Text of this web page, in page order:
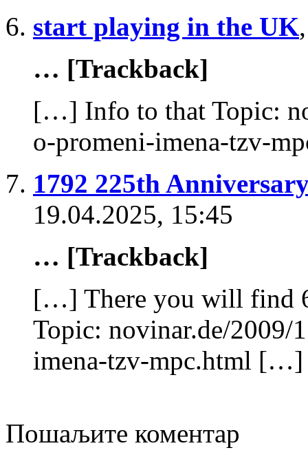
start playing in the UK
… [Trackback]
[…] Info to that Topic:
o-promeni-imena-tzv-
1792 225th
19.04.2025, 15:45
… [Trackback]
[…] There you will find
Topic: novinar.de/2009/
imena-tzv-mpc.html […]
Пошаљите коментар